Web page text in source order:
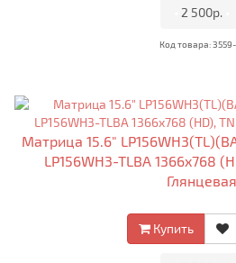
2 500р.
Код товара: 3559-
Матрица 15.6"
LP156WH3-TLBA 1366x768
Глянцевая
Купить